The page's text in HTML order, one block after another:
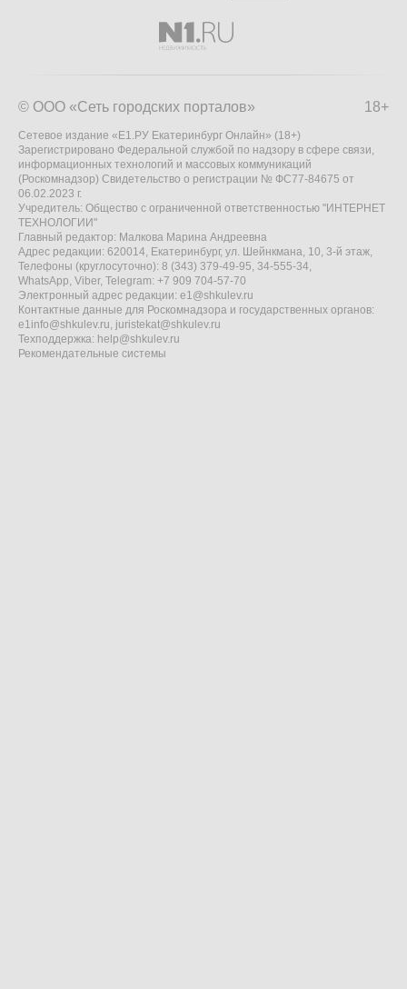
18+
© ООО «Сеть городских порталов»
Сетевое издание «Е1.РУ Екатеринбург Онлайн» (18+)
Зарегистрировано Федеральной службой по надзору в сфере связи,
информационных технологий и массовых коммуникаций
(Роскомнадзор) Свидетельство о регистрации № ФС77-84675 от
06.02.2023 г.
Учредитель: Общество с ограниченной ответственностью "ИНТЕРНЕТ
ТЕХНОЛОГИИ"
Главный редактор: Малкова Марина Андреевна
Адрес редакции: 620014, Екатеринбург, ул. Шейнкмана, 10, 3-й этаж,
Телефоны (круглосуточно): 8 (343) 379-49-95, 34-555-34,
WhatsApp, Viber, Telegram: +7 909 704-57-70
Электронный адрес редакции: e1@shkulev.ru
Контактные данные для Роскомнадзора и государственных органов:
e1info@shkulev.ru, juristekat@shkulev.ru
Техподдержка: help@shkulev.ru
Рекомендательные системы